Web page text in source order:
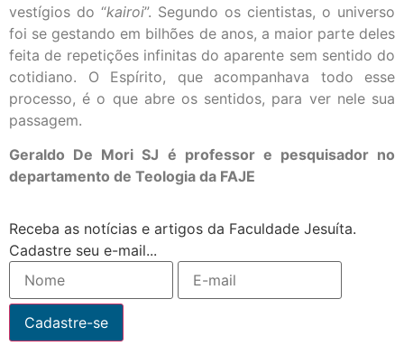
vestígios do “kairoi”. Segundo os cientistas, o universo
foi se gestando em bilhões de anos, a maior parte deles
feita de repetições infinitas do aparente sem sentido do
cotidiano. O Espírito, que acompanhava todo esse
processo, é o que abre os sentidos, para ver nele sua
passagem.
Geraldo De Mori SJ é professor e pesquisador no
departamento de Teologia da FAJE
Receba as notícias e artigos da Faculdade Jesuíta.
Cadastre seu e-mail...